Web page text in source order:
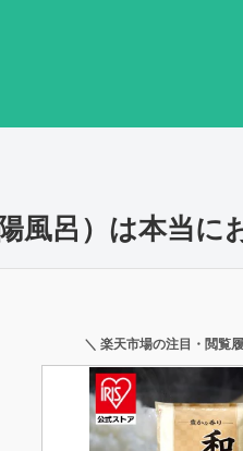
風呂）は本当に
＼ 楽天市場の注目・閲覧